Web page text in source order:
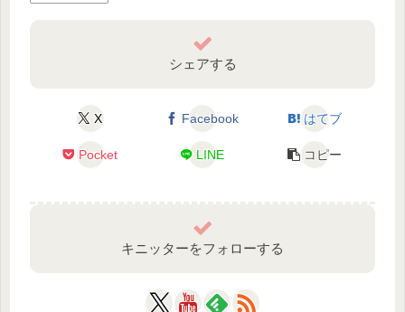
シェアする
X Facebook はてブ
Pocket LINE コピー
キニッターをフォローする